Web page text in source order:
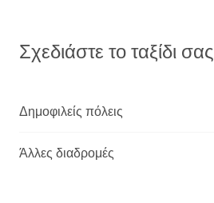
Σχεδιάστε το ταξίδι σας
Δημοφιλείς πόλεις
Άλλες διαδρομές